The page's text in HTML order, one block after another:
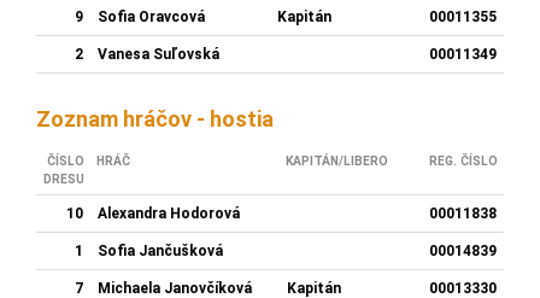
9 Sofia Oravcová Kapitán 00011355
2 Vanesa Suľovská 00011349
Zoznam hráčov - hostia
ČÍSLO
DRESU
HRÁČ KAPITÁN/LIBERO REG. ČÍSLO
10 Alexandra Hodorová 00011838
1 Sofia Jančušková 00014839
7 Michaela Janovčíková Kapitán 00013330